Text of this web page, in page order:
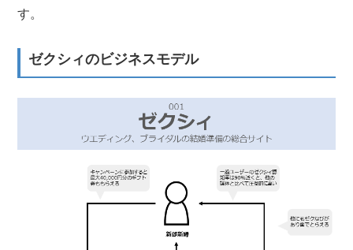
す。
ゼクシィのビジネスモデル